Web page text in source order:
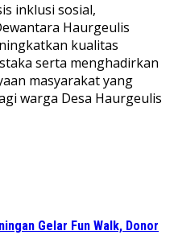
inklusi sosial,
Haurgeulis
kualitas
serta menghadirkan
masyarakat yang
warga Desa Haurgeulis
Gelar Fun Walk, Donor